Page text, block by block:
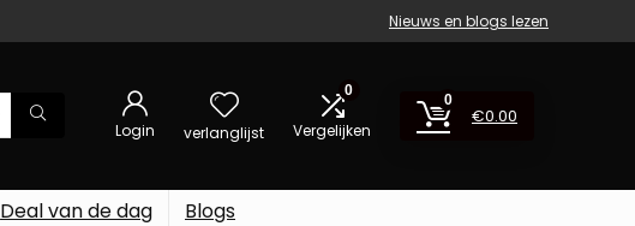
Nieuws en blogs lezen
Login verlanglijst
0
Vergelijken
0
€0.00
Deal van de dag Blogs